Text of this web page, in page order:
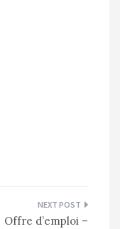
Offre d’emploi –